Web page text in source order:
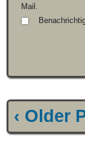
Mail.
‹ Older